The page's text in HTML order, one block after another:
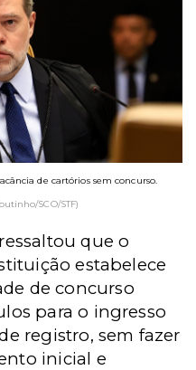
de cartórios sem concurso.
SCO/STF)
que o
estabelece
de concurso
para o ingresso
registro, sem fazer
inicial e